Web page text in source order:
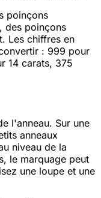
poinçons
des poinçons
Les chiffres en
: 999 pour
14 carats, 375
l'anneau. Sur une
anneaux
niveau de la
le marquage peut
une loupe et une